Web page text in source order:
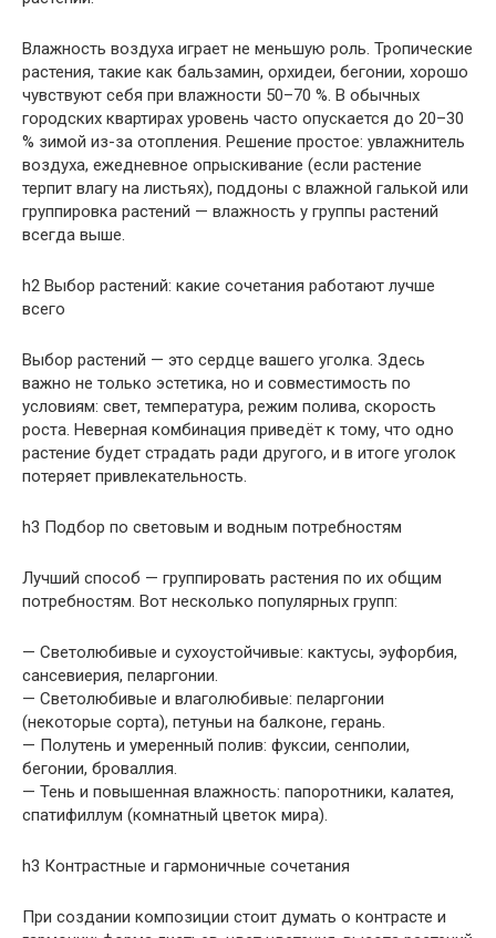
Влажность воздуха играет не меньшую роль. Тропические
растения, такие как бальзамин, орхидеи, бегонии, хорошо
чувствуют себя при влажности 50–70 %. В обычных
городских квартирах уровень часто опускается до 20–30
% зимой из-за отопления. Решение простое: увлажнитель
воздуха, ежедневное опрыскивание (если растение
терпит влагу на листьях), поддоны с влажной галькой или
группировка растений — влажность у группы растений
всегда выше.
h2 Выбор растений: какие сочетания работают лучше
всего
Выбор растений — это сердце вашего уголка. Здесь
важно не только эстетика, но и совместимость по
условиям: свет, температура, режим полива, скорость
роста. Неверная комбинация приведёт к тому, что одно
растение будет страдать ради другого, и в итоге уголок
потеряет привлекательность.
h3 Подбор по световым и водным потребностям
Лучший способ — группировать растения по их общим
потребностям. Вот несколько популярных групп:
— Светолюбивые и сухоустойчивые: кактусы, эуфорбия,
сансевиерия, пеларгонии.
— Светолюбивые и влаголюбивые: пеларгонии
(некоторые сорта), петуньи на балконе, герань.
— Полутень и умеренный полив: фуксии, сенполии,
бегонии, броваллия.
— Тень и повышенная влажность: папоротники, калатея,
спатифиллум (комнатный цветок мира).
h3 Контрастные и гармоничные сочетания
При создании композиции стоит думать о контрасте и